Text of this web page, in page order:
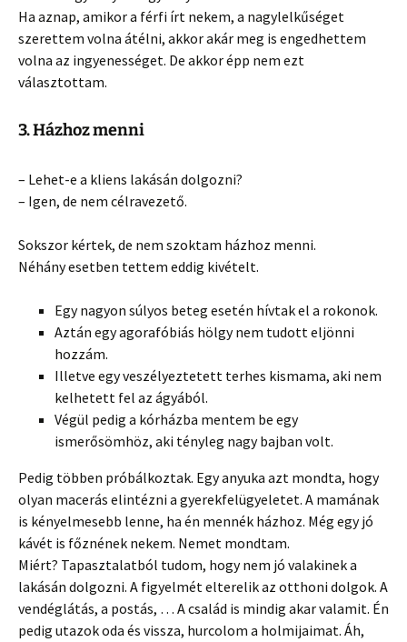
Ha aznap, amikor a férfi írt nekem, a nagylelkűséget
szerettem volna átélni, akkor akár meg is engedhettem
volna az ingyenességet. De akkor épp nem ezt
választottam.
3. Házhoz menni
– Lehet-e a kliens lakásán dolgozni?
– Igen, de nem célravezető.
Sokszor kértek, de nem szoktam házhoz menni.
Néhány esetben tettem eddig kivételt.
Egy nagyon súlyos beteg esetén hívtak el a rokonok.
Aztán egy agorafóbiás hölgy nem tudott eljönni
hozzám.
Illetve egy veszélyeztetett terhes kismama, aki nem
kelhetett fel az ágyából.
Végül pedig a kórházba mentem be egy
ismerősömhöz, aki tényleg nagy bajban volt.
Pedig többen próbálkoztak. Egy anyuka azt mondta, hogy
olyan macerás elintézni a gyerekfelügyeletet. A mamának
is kényelmesebb lenne, ha én mennék házhoz. Még egy jó
kávét is főznének nekem. Nemet mondtam.
Miért? Tapasztalatból tudom, hogy nem jó valakinek a
lakásán dolgozni. A figyelmét elterelik az otthoni dolgok. A
vendéglátás, a postás, … A család is mindig akar valamit. Én
pedig utazok oda és vissza, hurcolom a holmijaimat. Áh,